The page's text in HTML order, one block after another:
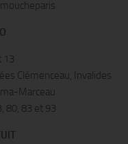
13
Clémenceau, Invalides
Marceau
80, 83 et 93